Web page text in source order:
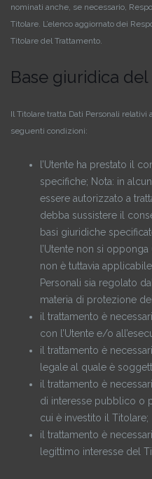
nominati anche, se necessario,
Titolare. L’elenco aggiornato dei
Titolare del Trattamento.
Base giuridica
Il Titolare tratta Dati Personali
seguenti condizioni:
l’Utente ha prestato il
specifiche; Nota: in
essere autorizzato a
debba sussistere il
basi giuridiche
l’Utente non si
non è tuttavia
Personali sia regolato
materia di protezione
il trattamento è
con l’Utente e/o
il trattamento è
legale al quale è
il trattamento è
di interesse pubblico o
cui è investito il Titolare;
il trattamento è
legittimo interesse del